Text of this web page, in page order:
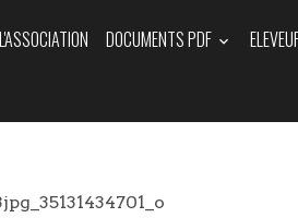
L'ASSOCIATION DOCUMENTS PDF